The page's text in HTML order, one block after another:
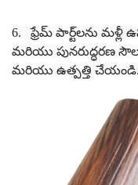
6.
ఫ్రేమ్ పార్ట్‌లను మళ్లీ
మరియు పునరుద్ధరణ
మరియు ఉత్పత్తి చేయండి.